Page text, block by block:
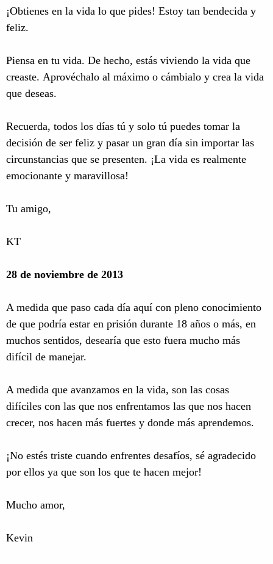
¡Obtienes en la vida lo que pides! Estoy tan bendecida y
feliz.
Piensa en tu vida. De hecho, estás viviendo la vida que
creaste. Aprovéchalo al máximo o cámbialo y crea la vida
que deseas.
Recuerda, todos los días tú y solo tú puedes tomar la
decisión de ser feliz y pasar un gran día sin importar las
circunstancias que se presenten. ¡La vida es realmente
emocionante y maravillosa!
Tu amigo,
KT
28 de noviembre de 2013
A medida que paso cada día aquí con pleno conocimiento
de que podría estar en prisión durante 18 años o más, en
muchos sentidos, desearía que esto fuera mucho más
difícil de manejar.
A medida que avanzamos en la vida, son las cosas
difíciles con las que nos enfrentamos las que nos hacen
crecer, nos hacen más fuertes y donde más aprendemos.
¡No estés triste cuando enfrentes desafíos, sé agradecido
por ellos ya que son los que te hacen mejor!
Mucho amor,
Kevin